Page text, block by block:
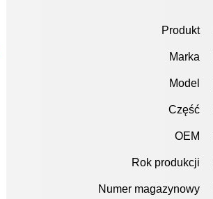
Produkt
Marka
Model
Część
OEM
Rok produkcji
Numer magazynowy